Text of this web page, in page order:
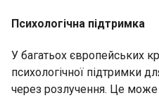
Психологічна підтримка
У багатьох європейських
психологічної підтримки
через розлучення. Це